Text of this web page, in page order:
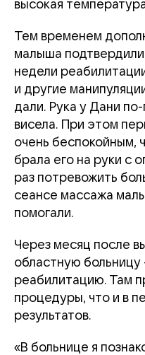
высокая
Тем временем
малыша
недели
и другие
дали. Рука у Дани
висела. При этом
очень беспокойным,
брала его на руки с
раз потревожить
сеансе массажа
помогали.
Через месяц после
областную больницу
реабилитацию. Там
процедуры, что и в
результатов.
«В больнице я